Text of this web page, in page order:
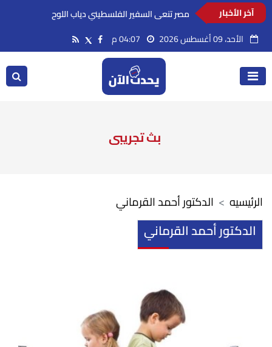
آخر الأخبار
مصر تنعى السفير الفلسطيني دياب اللوح
الأحد، 09 أغسطس 2026
بث تجريبى
الدكتور أحمد القرماني الرئيسيه
الدكتور أحمد القرماني